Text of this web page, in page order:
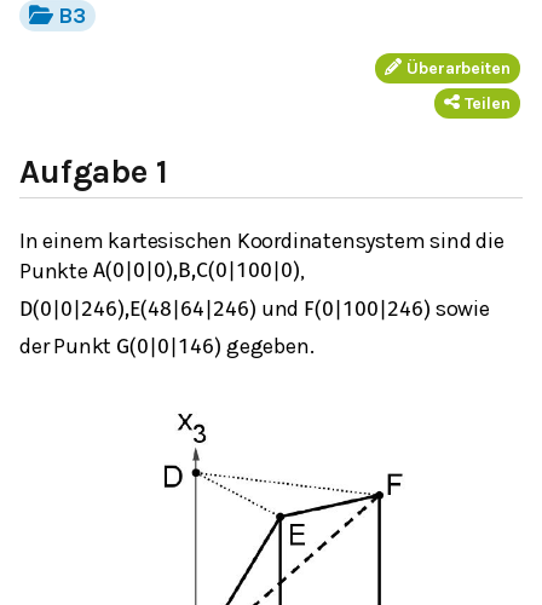
B3
Überarbeiten
Teilen
Aufgabe 1
In einem kartesischen Koordinatensystem sind die
Punkte A(0 0 0),B,C(0 100 0),
D(0 0 246),E(48 64 246) und F(0 100 246) sowie
der Punkt G(0 0 146) gegeben.